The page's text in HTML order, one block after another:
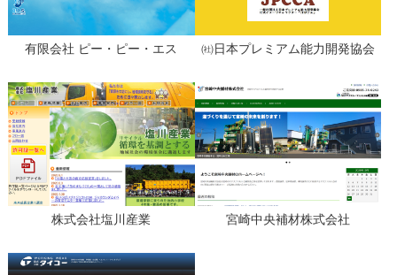
有限会社 ピー・ピー・エス ㈳日本プレミアム能力開発協会
株式会社塩川産業 宮崎中央補材株式会社